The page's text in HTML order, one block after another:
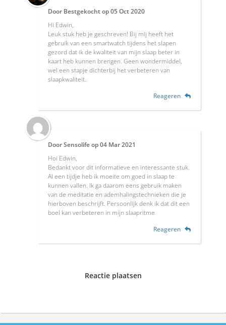
Door Bestgekochtop05 Oct 2020
Hi Edwin,
Leuk stuk heb je geschreven! Bij mij heeft het
gebruik van een smartwatch tijdens het slapen
gezord dat ik de kwaliteit van mijn slaap beter in
kaart heb kunnen brengen. Geen wondermiddel,
wel een stapje dichterbij het verbeteren van
slaapkwaliteit.
Reageren
DoorSensolifeop04 Mar 2021
Hoi Edwin,
Bedankt voor dit informatieve en interessante stuk.
Al een tijdje heb ik moeite om goed in slaap te
kunnen vallen. Ik ga daarom eens gebruik maken
van de meditatie en ademhalingstechnieken die je
hierboven beschrijft. Persoonlijk denk ik dat dit een
boel kan verbeteren in mijn slaapritme
Reageren
Reactie plaatsen